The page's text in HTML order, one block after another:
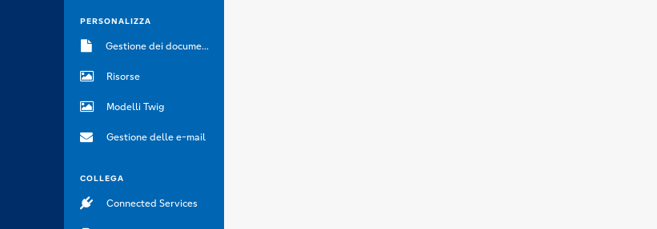
PERSONALIZZA
Gestione dei documenti
Risorse
Modelli Twig
Gestione delle e-mail
COLLEGA
Connected Services